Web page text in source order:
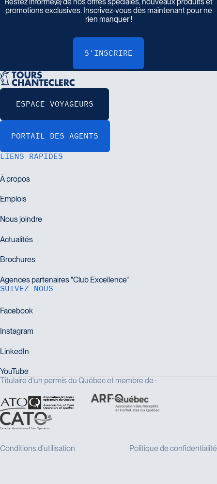
promotions exclusives. Inscrivez-vous dès maintenant pour ne
rien manquer !
LIENS RAPIDES
SUIVEZ-NOUS
Titulaire d'un permis du Québec et membre de :